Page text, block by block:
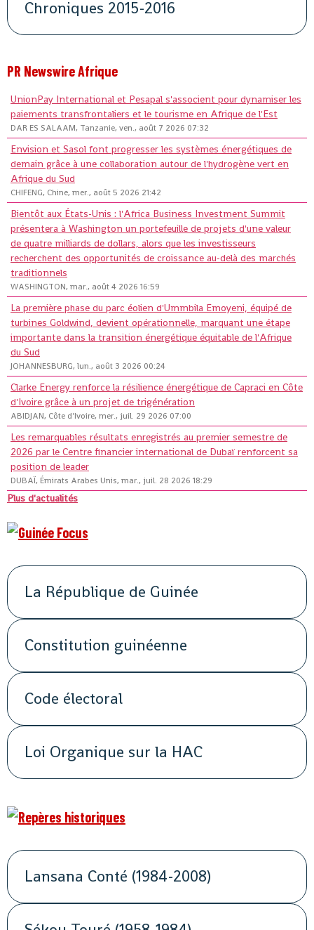
Chroniques 2015-2016
PR Newswire Afrique
UnionPay International et Pesapal s'associent pour dynamiser les
paiements transfrontaliers et le tourisme en Afrique de l'Est
DAR ES SALAAM, Tanzanie, ven., août 7 2026 07:32
Envision et Sasol font progresser les systèmes énergétiques de
demain grâce à une collaboration autour de l'hydrogène vert en
Afrique du Sud
CHIFENG, Chine, mer., août 5 2026 21:42
Bientôt aux États-Unis : l'Africa Business Investment Summit
présentera à Washington un portefeuille de projets d'une valeur
de quatre milliards de dollars, alors que les investisseurs
recherchent des opportunités de croissance au-delà des marchés
traditionnels
WASHINGTON, mar., août 4 2026 16:59
La première phase du parc éolien d'Ummbila Emoyeni, équipé de
turbines Goldwind, devient opérationnelle, marquant une étape
importante dans la transition énergétique équitable de l'Afrique
du Sud
JOHANNESBURG, lun., août 3 2026 00:24
Clarke Energy renforce la résilience énergétique de Capraci en Côte
d'Ivoire grâce à un projet de trigénération
ABIDJAN, Côte d'Ivoire, mer., juil. 29 2026 07:00
Les remarquables résultats enregistrés au premier semestre de
2026 par le Centre financier international de Dubaï renforcent sa
position de leader
DUBAÏ, Émirats Arabes Unis, mar., juil. 28 2026 18:29
Plus d'actualités
La République de Guinée
Constitution guinéenne
Code électoral
Loi Organique sur la HAC
Lansana Conté (1984-2008)